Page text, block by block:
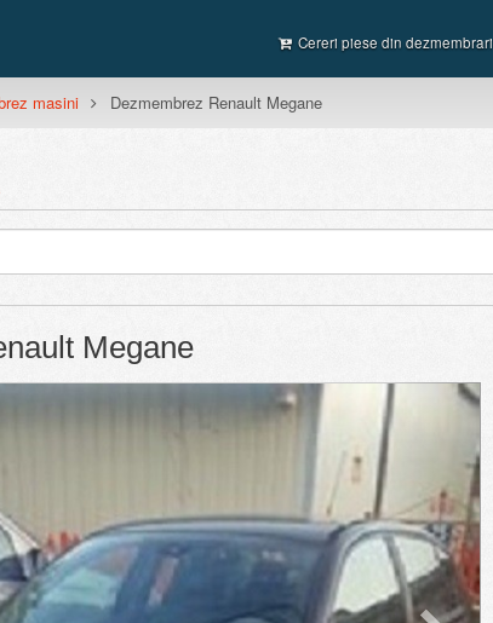
Cereri piese din dezmembrari
masini Dezmembrez Renault Megane
Megane
Next